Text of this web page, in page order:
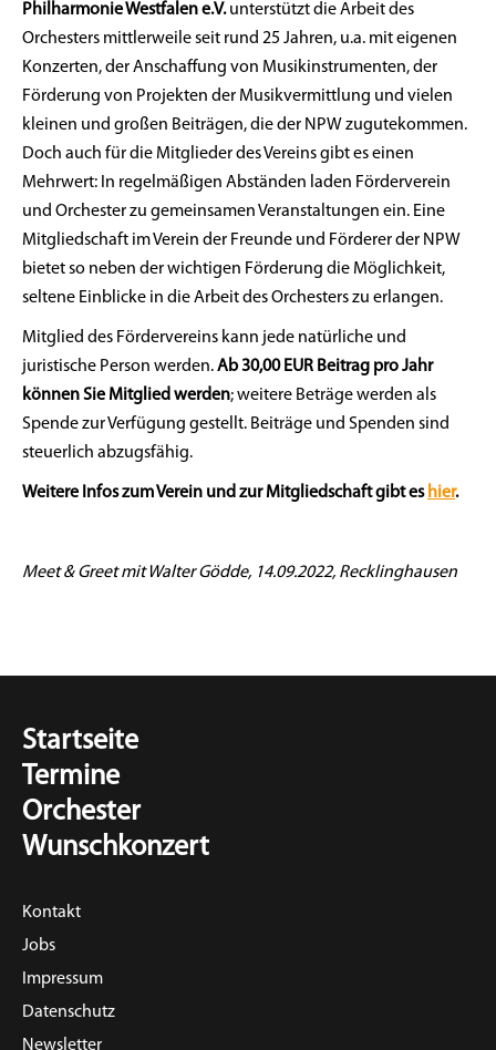
Philharmonie Westfalen e.V. unterstützt die Arbeit des
Orchesters mittlerweile seit rund 25 Jahren, u.a. mit eigenen
Konzerten, der Anschaffung von Musikinstrumenten, der
Förderung von Projekten der Musikvermittlung und vielen
kleinen und großen Beiträgen, die der NPW zugutekommen.
Doch auch für die Mitglieder des Vereins gibt es einen
Mehrwert: In regelmäßigen Abständen laden Förderverein
und Orchester zu gemeinsamen Veranstaltungen ein. Eine
Mitgliedschaft im Verein der Freunde und Förderer der NPW
bietet so neben der wichtigen Förderung die Möglichkeit,
seltene Einblicke in die Arbeit des Orchesters zu erlangen.
Mitglied des Fördervereins kann jede natürliche und
juristische Person werden.Ab 30,00 EUR Beitrag pro Jahr
können Sie Mitglied werden; weitere Beträge werden als
Spende zur Verfügung gestellt. Beiträge und Spenden sind
steuerlich abzugsfähig.
Weitere Infos zum Verein und zur Mitgliedschaft gibt es hier.
Meet & Greet mit Walter Gödde, 14.09.2022, Recklinghausen
Startseite
Termine
Orchester
Wunschkonzert
Kontakt
Jobs
Impressum
Datenschutz
Newsletter